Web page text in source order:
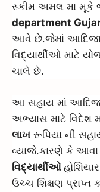
સ્કીમ અમલ મા મૂકે
department
આવે છે.જેમાં
વિદ્યાર્થીઓ માટે
ચાલે છે.
આ સહાય માં
અભ્યાસ માટે વિદેશ
લાખ રૂપિયા ની
વ્યાજે.કારણે કે આવા
વિદ્યાર્થીઓ
ઉચ્ચ શિક્ષણ પ્રાપ્ત